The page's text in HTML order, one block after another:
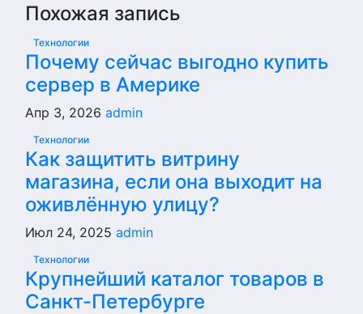
Похожая запись
Технологии
Почему сейчас выгодно купить
сервер в Америке
Апр 3, 2026 admin
Технологии
Как защитить витрину
магазина, если она выходит на
оживлённую улицу?
Июл 24, 2025 admin
Технологии
Крупнейший каталог товаров в
Санкт-Петербурге